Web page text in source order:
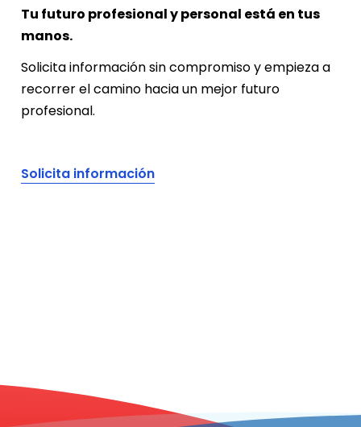
Tu futuro profesional y personal está en tus
manos.
Solicita información sin compromiso y empieza a
recorrer el camino hacia un mejor futuro
profesional.
Solicita información